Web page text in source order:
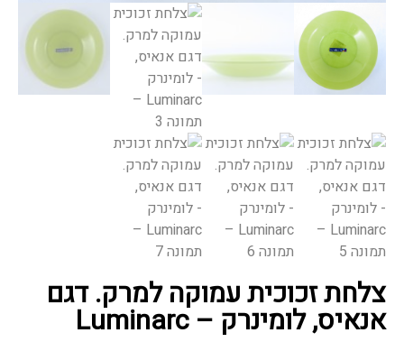
צלחת זכוכית עמוקה למרק. דגם
אנאיס, לומינרק – Luminarc